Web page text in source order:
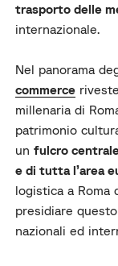
trasporto delle
internazionale.
Nel panorama
commerce
millenaria di
patrimonio
unfulcro
e di tutta l’area
logistica a Roma
presidiare
nazionali ed